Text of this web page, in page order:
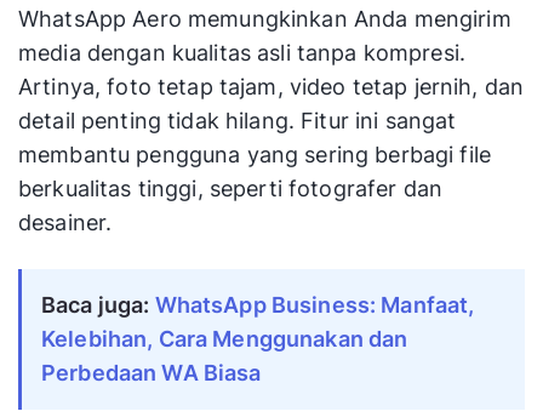
WhatsApp Aero memungkinkan Anda mengirim
media dengan kualitas asli tanpa kompresi.
Artinya, foto tetap tajam, video tetap jernih, dan
detail penting tidak hilang. Fitur ini sangat
membantu pengguna yang sering berbagi file
berkualitas tinggi, seperti fotografer dan
desainer.
Baca juga: WhatsApp Business: Manfaat,
Kelebihan, Cara Menggunakan dan
Perbedaan WA Biasa